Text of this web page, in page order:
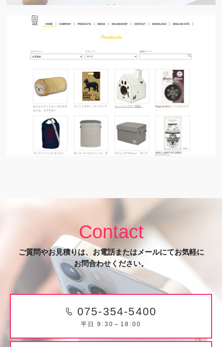
Contact
ご質問やお見積りは、お電話またはメールにてお気軽に
お問合わせください。
075-354-5400
平日 9:30～18:00